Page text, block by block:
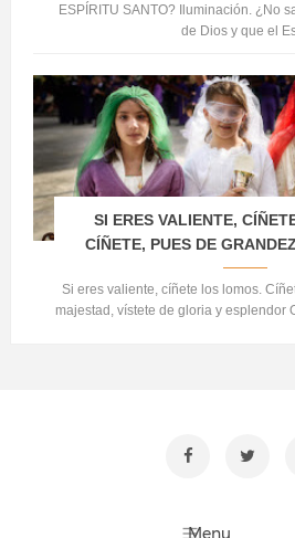
ESPÍRITU SANTO? Iluminación. ¿No
de Dios y que el
SI ERES VALIENTE,
CÍÑETE, PUES DE
Si eres valiente, cíñete los lomos.
majestad, vístete de gloria y esplendor